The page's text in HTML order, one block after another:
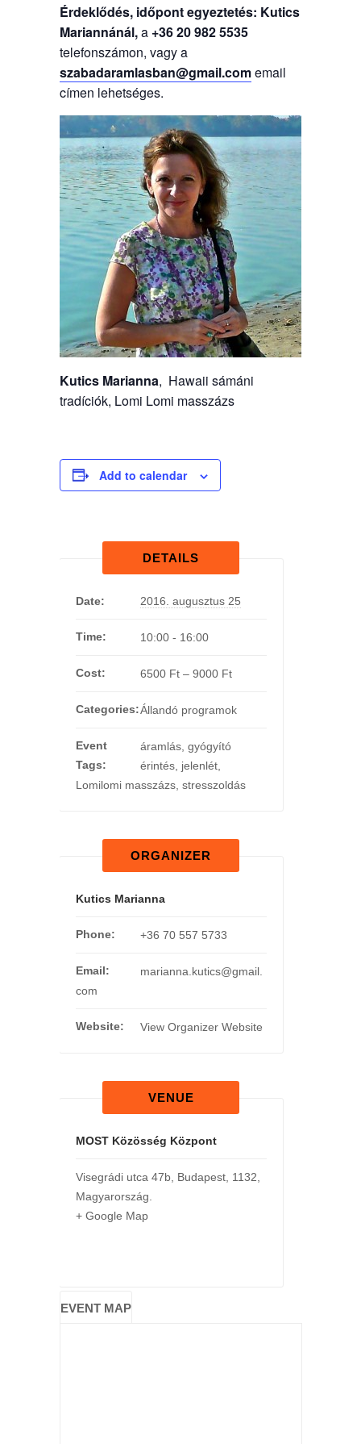
Érdeklődés, időpont egyeztetés: Kutics
Mariannánál,a +36 20 982 5535
telefonszámon, vagy a
szabadaramlasban@gmail.comemail
címen lehetséges.
Kutics Marianna, Hawaii sámáni
tradíciók, Lomi Lomi masszázs
Add to calendar
DETAILS
Date: 2016. augusztus 25
Time: 10:00 - 16:00
Cost: 6500 Ft – 9000 Ft
Categories:Állandó programok
Event
Tags:
áramlás, gyógyító
érintés, jelenlét,
Lomilomi masszázs, stresszoldás
ORGANIZER
Kutics Marianna
Phone: +36 70 557 5733
Email:
marianna.kutics@gmail.
com
Website: View Organizer Website
VENUE
MOST Közösség Központ
Visegrádi utca 47b, Budapest, 1132
Magyarország
+ Google Map
EVENT MAP